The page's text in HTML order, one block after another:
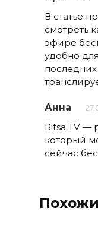
В статье
смотреть
эфире
удобно
Анна
Ritsa TV —
который
сейчас